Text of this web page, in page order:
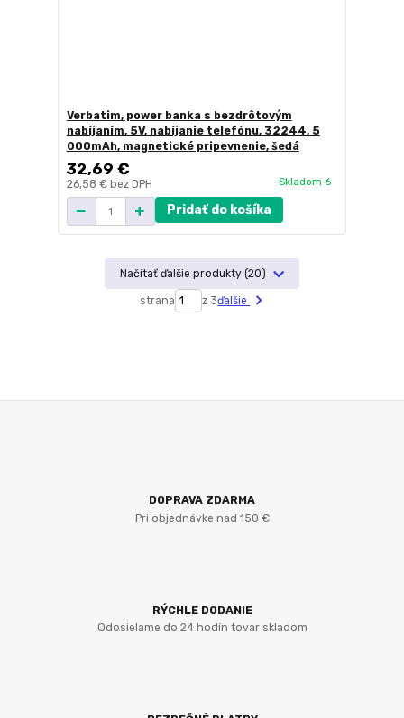
Verbatim, power banka s bezdrôtovým
nabíjaním, 5V, nabíjanie telefónu, 32244, 5
000mAh, magnetické pripevnenie, šedá
32,69 €
26,58 € bez DPH Skladom 6
Pridať do košíka
Načítať ďalšie produkty (20)
strana z 3ďalšie
DOPRAVA ZDARMA
Pri objednávke nad 150 €
RÝCHLE DODANIE
Odosielame do 24 hodín tovar skladom